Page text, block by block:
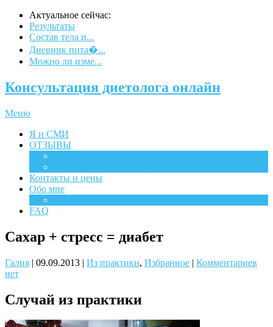
Актуальное сейчас:
Результаты
Состав тела и...
Дневник пита�...
Можно ли изме...
Консультация диетолога онлайн
Меню
Я и СМИ
ОТЗЫВЫ
Контакты и цены
Обо мне
FAQ
Сахар + стресс = диабет
Галия | 09.09.2013 | Из практики, Избранное | Комментариев
нет
Случай из практики